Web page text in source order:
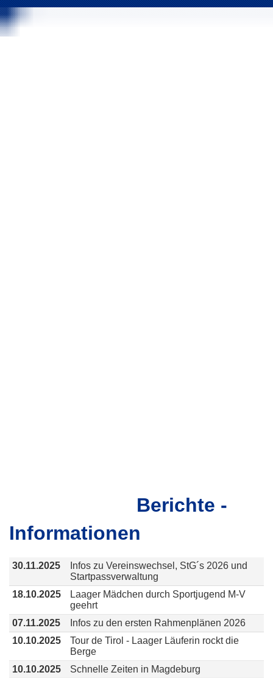
Berichte -
Informationen
30.11.2025
Infos zu Vereinswechsel, StG´s 2026 und
Startpassverwaltung
18.10.2025
Laager Mädchen durch Sportjugend M-V
geehrt
07.11.2025
Infos zu den ersten Rahmenplänen 2026
10.10.2025
Tour de Tirol - Laager Läuferin rockt die
Berge
10.10.2025
Schnelle Zeiten in Magdeburg